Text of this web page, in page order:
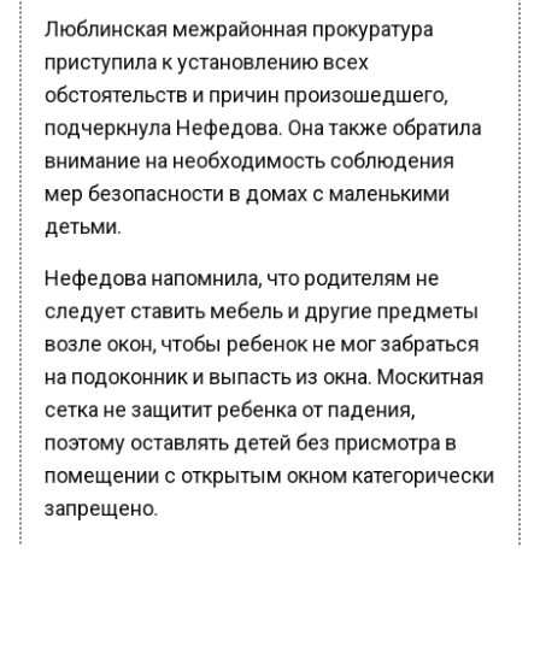
Люблинская межрайонная прокуратура
приступила к установлению всех
обстоятельств и причин произошедшего,
подчеркнула Нефедова. Она также обратила
внимание на необходимость соблюдения
мер безопасности в домах с маленькими
детьми.
Нефедова напомнила, что родителям не
следует ставить мебель и другие предметы
возле окон, чтобы ребенок не мог забраться
на подоконник и выпасть из окна. Москитная
сетка не защитит ребенка от падения,
поэтому оставлять детей без присмотра в
помещении с открытым окном категорически
запрещено.